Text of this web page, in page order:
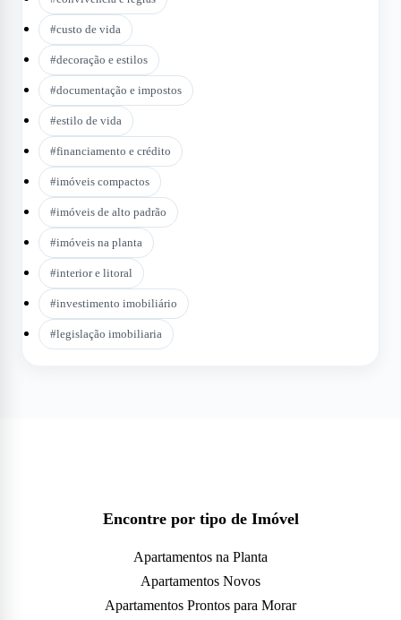
#custo de vida
#decoração e estilos
#documentação e impostos
#estilo de vida
#financiamento e crédito
#imóveis compactos
#imóveis de alto padrão
#imóveis na planta
#interior e litoral
#investimento imobiliário
#legislação imobiliaria
Encontre por tipo de Imóvel
Apartamentos na Planta
Apartamentos Novos
Apartamentos Prontos para Morar